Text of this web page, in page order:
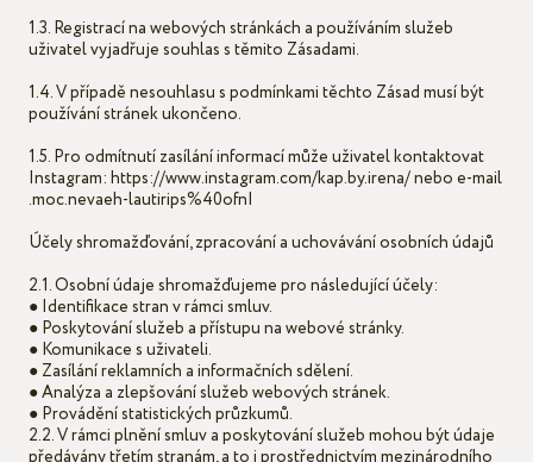
1.3. Registrací na webových stránkách a používáním služeb
uživatel vyjadřuje souhlas s těmito Zásadami.
1.4. V případě nesouhlasu s podmínkami těchto Zásad musí být
používání stránek ukončeno.
1.5. Pro odmítnutí zasílání informací může uživatel kontaktovat
Instagram: https://www.instagram.com/kap.by.irena/ nebo e-mail
.moc.nevaeh-lautirips%40ofnI
Účely shromažďování, zpracování a uchovávání osobních údajů
2.1. Osobní údaje shromažďujeme pro následující účely:
● Identifikace stran v rámci smluv.
● Poskytování služeb a přístupu na webové stránky.
● Komunikace s uživateli.
● Zasílání reklamních a informačních sdělení.
● Analýza a zlepšování služeb webových stránek.
● Provádění statistických průzkumů.
2.2. V rámci plnění smluv a poskytování služeb mohou být údaje